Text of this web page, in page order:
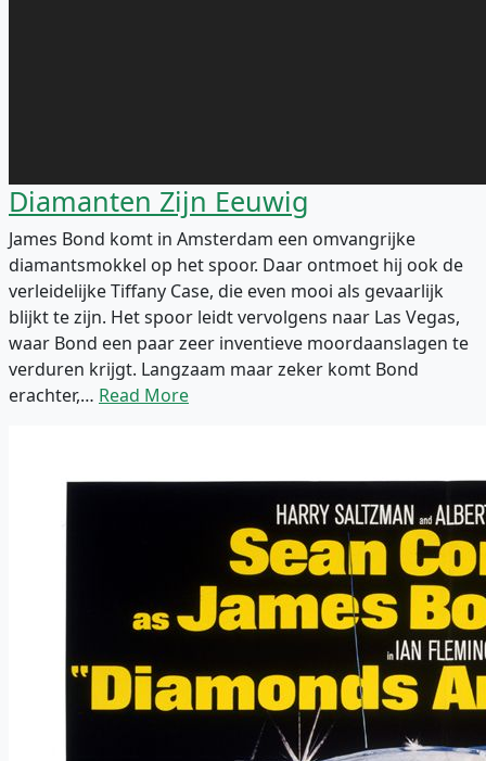
Diamanten Zijn Eeuwig
James Bond komt in Amsterdam een omvangrijke
diamantsmokkel op het spoor. Daar ontmoet hij ook de
verleidelijke Tiffany Case, die even mooi als gevaarlijk
blijkt te zijn. Het spoor leidt vervolgens naar Las Vegas,
waar Bond een paar zeer inventieve moordaanslagen te
verduren krijgt. Langzaam maar zeker komt Bond
erachter,… Read More